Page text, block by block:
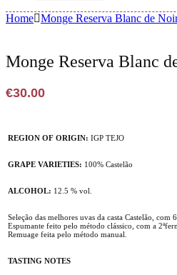
Home Monge Reserva Blanc de
Monge Reserva Blanc
€30.00
REGION OF ORIGIN: IGP TEJO
GRAPE VARIETIES: 100% Castelão
ALCOHOL: 12.5 % vol.
Seleção das melhores uvas da casta Castelão,
Espumante feito pelo método clássico, com a
Remuage feita pelo método manual.
TASTING NOTES